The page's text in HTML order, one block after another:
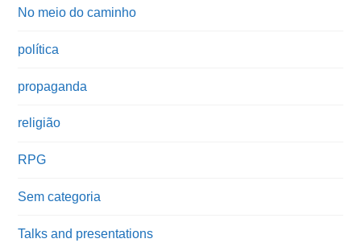
No meio do caminho
política
propaganda
religião
RPG
Sem categoria
Talks and presentations